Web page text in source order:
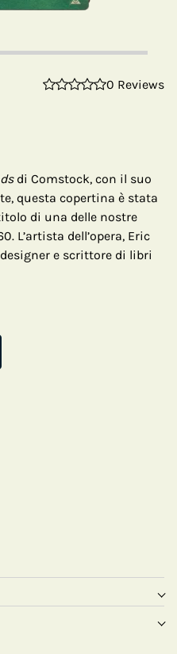
0 Reviews
di Comstock, con il suo
questa copertina è stata
di una delle nostre
L’artista dell’opera, Eric
e scrittore di libri